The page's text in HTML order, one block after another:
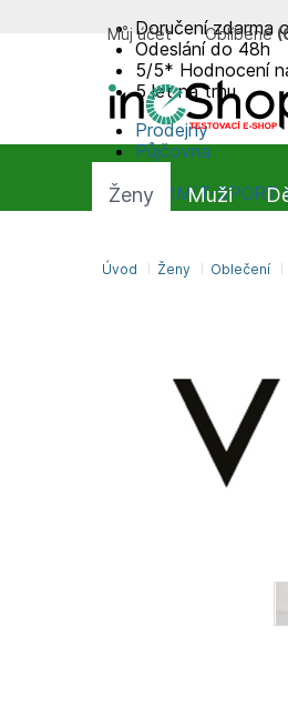
Doručení zdarma
Odeslání do 48h
5/5* Hodnocení
5 let na trhu
Prodejny
Půjčovna
SUMMIT-SPORT
Můj účet Oblíbené (
Úvod Ženy Oblečení
Ženy Muži